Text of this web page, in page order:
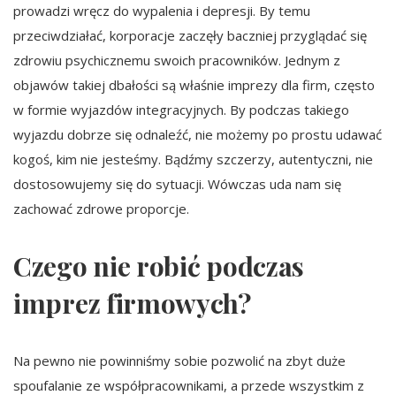
prowadzi wręcz do wypalenia i depresji. By temu
przeciwdziałać, korporacje zaczęły baczniej przyglądać się
zdrowiu psychicznemu swoich pracowników. Jednym z
objawów takiej dbałości są właśnie imprezy dla firm, często
w formie wyjazdów integracyjnych. By podczas takiego
wyjazdu dobrze się odnaleźć, nie możemy po prostu udawać
kogoś, kim nie jesteśmy. Bądźmy szczerzy, autentyczni, nie
dostosowujemy się do sytuacji. Wówczas uda nam się
zachować zdrowe proporcje.
Czego nie robić podczas
imprez firmowych?
Na pewno nie powinniśmy sobie pozwolić na zbyt duże
spoufalanie ze współpracownikami, a przede wszystkim z